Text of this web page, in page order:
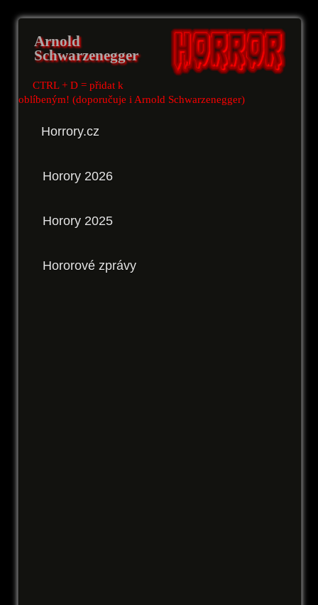
Arnold
Schwarzenegger
CTRL + D = přidat k
oblíbeným! (doporučuje i Arnold Schwarzenegger)
Horrory.cz
Horory 2026
Horory 2025
Hororové zprávy